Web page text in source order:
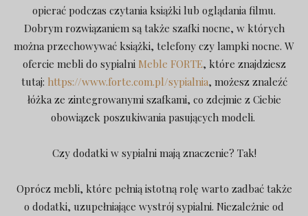
opierać podczas czytania książki lub oglądania filmu.
Dobrym rozwiązaniem są także szafki nocne, w których
można przechowywać książki, telefony czy lampki nocne. W
ofercie mebli do sypialni Meble FORTE, które znajdziesz
tutaj: https://www.forte.com.pl/sypialnia, możesz znaleźć
łóżka ze zintegrowanymi szafkami, co zdejmie z Ciebie
obowiązek poszukiwania pasujących modeli.
Czy dodatki w sypialni mają znaczenie? Tak!
Oprócz mebli, które pełnią istotną rolę warto zadbać także
o dodatki, uzupełniające wystrój sypialni. Niezależnie od